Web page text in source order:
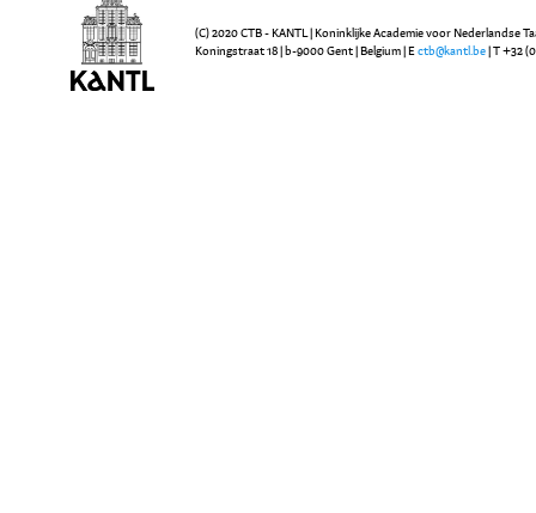
(C) 2020 CTB - KANTL | Koninklijke Academie voor Nederlandse
Koningstraat 18 | b-9000 Gent | Belgium | E ctb@kantl.be | T +32